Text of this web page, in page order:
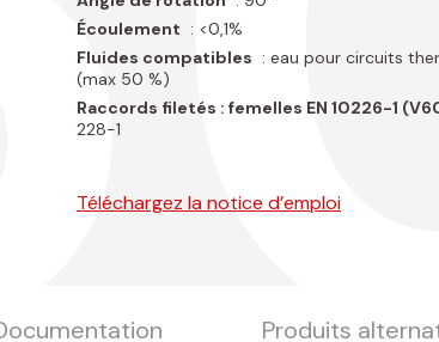
Écoulement : <0,1%
Fluides compatibles : eau pour circuits
(max 50 %)
Raccords filetés : femelles EN 10226-1
228-1
Téléchargez la notice d’emploi
Produits